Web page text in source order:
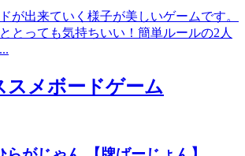
が出来ていく様子が美しいゲームです。
とっても気持ちいい！簡単ルールの2人